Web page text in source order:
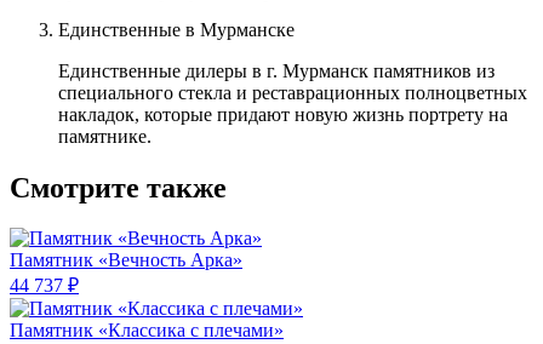
Единственные в Мурманске
Единственные дилеры в г. Мурманск памятников из
специального стекла и реставрационных полноцветных
накладок, которые придают новую жизнь портрету на
памятнике.
Смотрите также
Памятник «Вечность Арка»
44 737 ₽
Памятник «Классика c плечами»